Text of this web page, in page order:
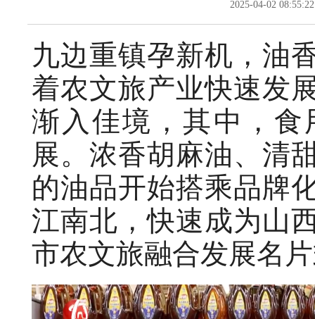
2025-04-02
九边重镇孕新机，油
着农文旅产业快速发
渐入佳境，其中，
展。浓香胡麻油、清
的油品开始搭乘品牌
江南北，快速成为山
市农文旅融合发展名